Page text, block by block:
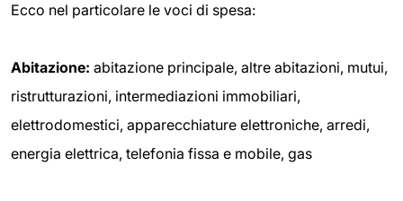
Ecco nel particolare le voci di spesa:
Abitazione: abitazione principale, altre abitazioni, mutui,
ristrutturazioni, intermediazioni immobiliari,
elettrodomestici, apparecchiature elettroniche, arredi,
energia elettrica, telefonia fissa e mobile, gas